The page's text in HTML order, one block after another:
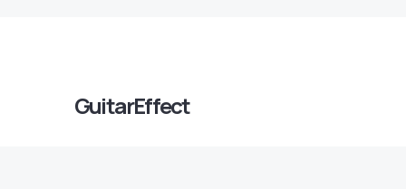
GuitarEffect